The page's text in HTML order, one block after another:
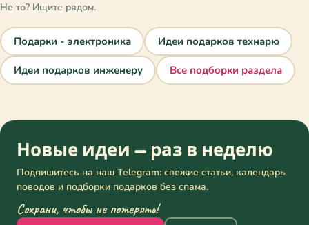
Не то? Ищите рядом.
Подарки - электроника Идеи подарков технарю
Идеи подарков инженеру Все подборки раздела
Новые идеи — раз в неделю
Подпишитесь на наш Telegram: свежие статьи, календарь
поводов и подборки подарков без спама.
Сохрани, чтобы не потерять!